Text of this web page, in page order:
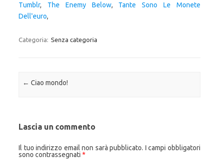
Tumblr, The Enemy Below, Tante Sono Le Monete
Dell'euro,
Categoria: Senza categoria
Navigazione articolo
← Ciao mondo!
Lascia un commento
Il tuo indirizzo email non sarà pubblicato. I campi obbligatori
sono contrassegnati *